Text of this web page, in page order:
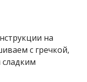
на
с гречкой,